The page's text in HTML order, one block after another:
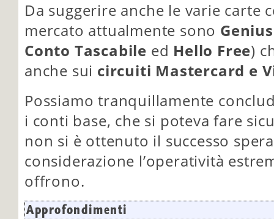
Da suggerire anche le varie carte
mercato attualmente sono
Conto Tascabile ed Hello Free)
anche sui circuiti Mastercard e
Possiamo tranquillamente
i conti base, che si poteva fare
non si è ottenuto il successo
considerazione l’operatività
offrono.
Approfondimenti